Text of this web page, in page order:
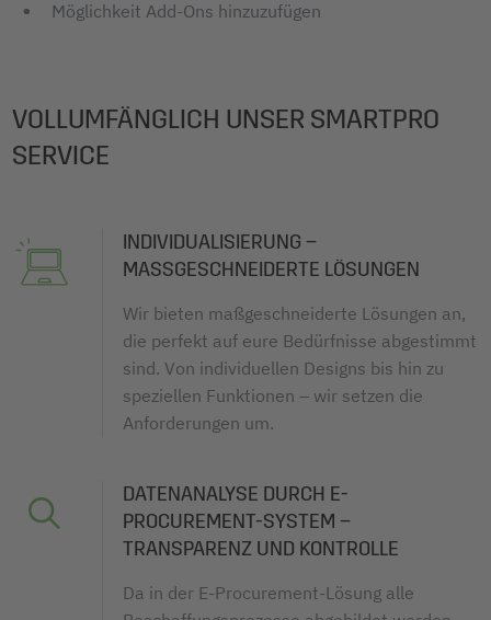
Möglichkeit Add-Ons hinzuzufügen
VOLLUMFÄNGLICH UNSER SMARTPRO
SERVICE
INDIVIDUALISIERUNG –
MASSGESCHNEIDERTE LÖSUNGEN
Wir bieten maßgeschneiderte Lösungen an,
die perfekt auf eure Bedürfnisse abgestimmt
sind. Von individuellen Designs bis hin zu
speziellen Funktionen – wir setzen die
Anforderungen um.
DATENANALYSE DURCH E-
PROCUREMENT-SYSTEM –
TRANSPARENZ UND KONTROLLE
Da in der E-Procurement-Lösung alle